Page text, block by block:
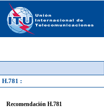
H.781 :
Recomendación H.781